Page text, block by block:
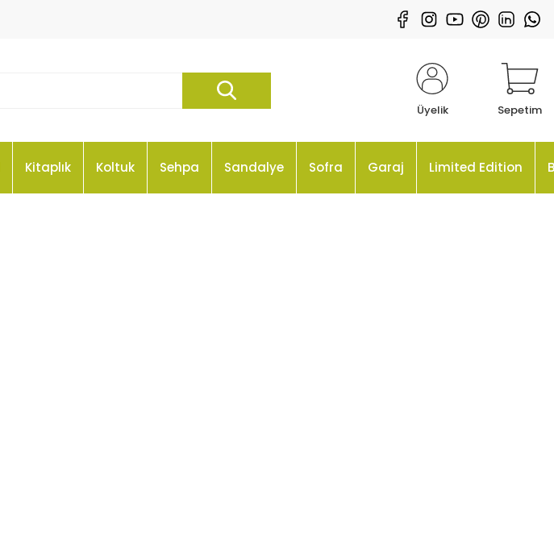
Üyelik Sepetim
Kitaplık Koltuk Sehpa Sandalye Sofra Garaj Limited Edition